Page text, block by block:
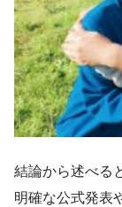
結論から述べる
明確な公式発表